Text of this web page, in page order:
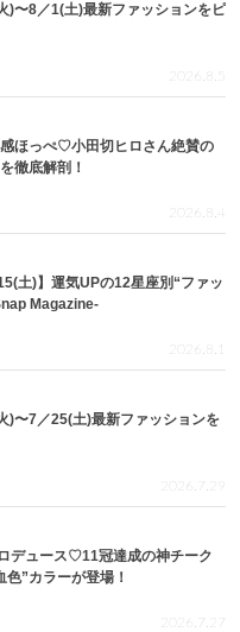
)〜8／1(土)最新ファッションをピ
2026.8.5
ほっぺ♡小田切ヒロさん絶賛の
徹底解剖！
2026.8.4
土)】運気UPの12星座別“ファッ
Magazine-
2026.8.1
)〜7／25(土)最新ファッションを
2026.7.29
デュース♡11冠達成の神チーク
”カラーが登場！
2026.7.27